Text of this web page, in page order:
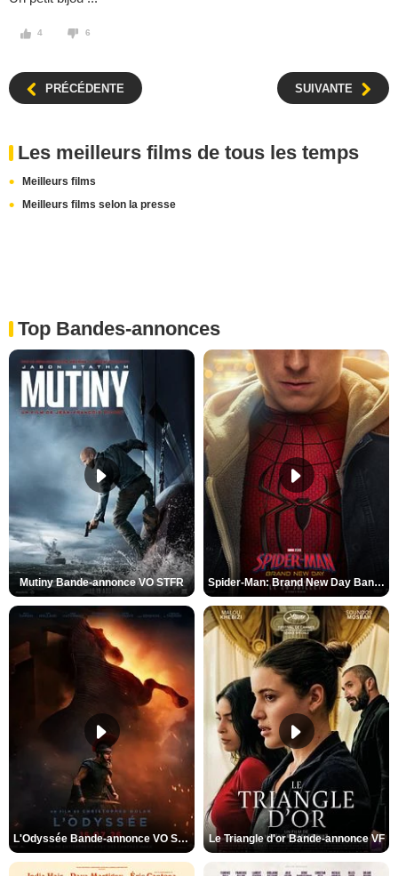
4 6
PRÉCÉDENTE SUIVANTE
Les meilleurs films de tous les temps
Meilleurs films
Meilleurs films selon la presse
Top Bandes-annonces
Mutiny Bande-annonce VO STFR Spider-Man: Brand New Day Bande-annonce VO STFR
L'Odyssée Bande-annonce VO STFR Le Triangle d'or Bande-annonce VF